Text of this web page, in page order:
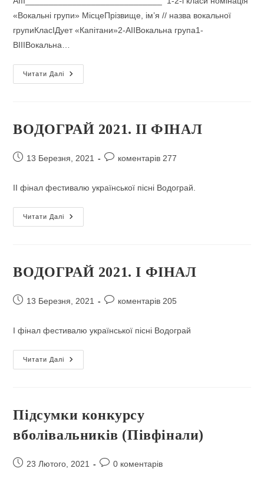
«Вокальні групи» МісцеПрізвище, ім’я // назва вокальної
групиКласIДует «Капітани»2-АIIВокальна група1-
ВIIIВокальна…
Читати Далі
Переможці
Фестивалю
ВОДОГРАЙ 2021. ІІ ФІНАЛ
Запис13 Березня, 2021
Коментарі
коментарів 277
ІІ фінал фестивалю української пісні Водограй.
Читати Далі
ВОДОГРАЙ
2021.
ВОДОГРАЙ 2021. І ФІНАЛ
Запис13 Березня, 2021
Коментарі
коментарів 205
І фінал фестивалю української пісні Водограй
Читати Далі
ВОДОГРАЙ
2021.
Підсумки конкурсу
вболівальників (Півфінали)
Запис23 Лютого, 2021
Коментарі
0 коментарів